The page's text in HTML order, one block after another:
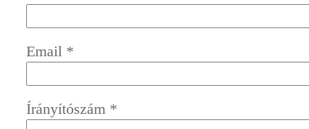
Email *
Írányítószám *